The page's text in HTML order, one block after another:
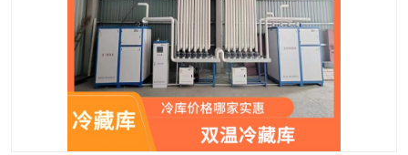
资阳冻库，资阳冻库安装 泸州冻库，泸州冷库
乐山冻库,乐山保鲜冷库 自贡冻库组装
雅安冷库,雅安冻库 攀枝花冻库
冻库安装，小型冻库造价